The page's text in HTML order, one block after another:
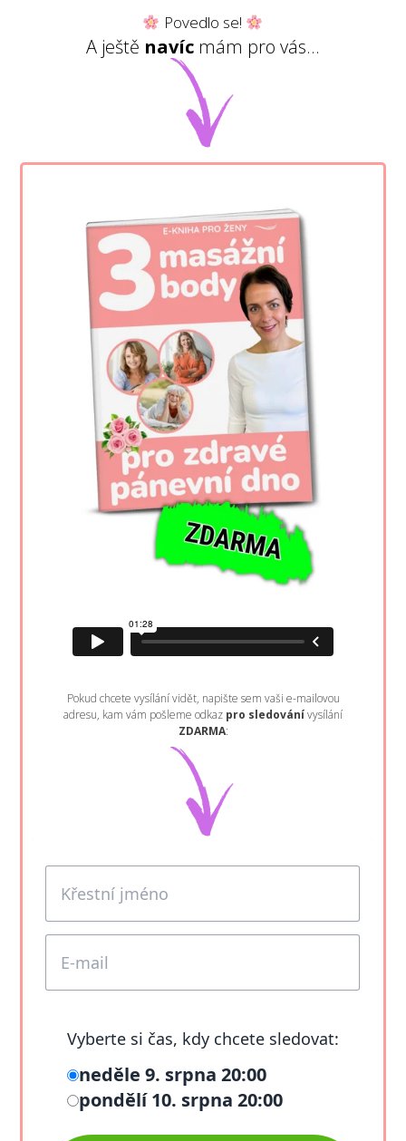
Povedlo se!
A ještě navícmám pro vás...
Pokud chcete vysílání vidět, napište sem vaši e-mailovou
adresu, kam vám pošleme odkaz pro sledovánívysílání
ZDARMA: